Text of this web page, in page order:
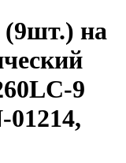
на
9
01214,